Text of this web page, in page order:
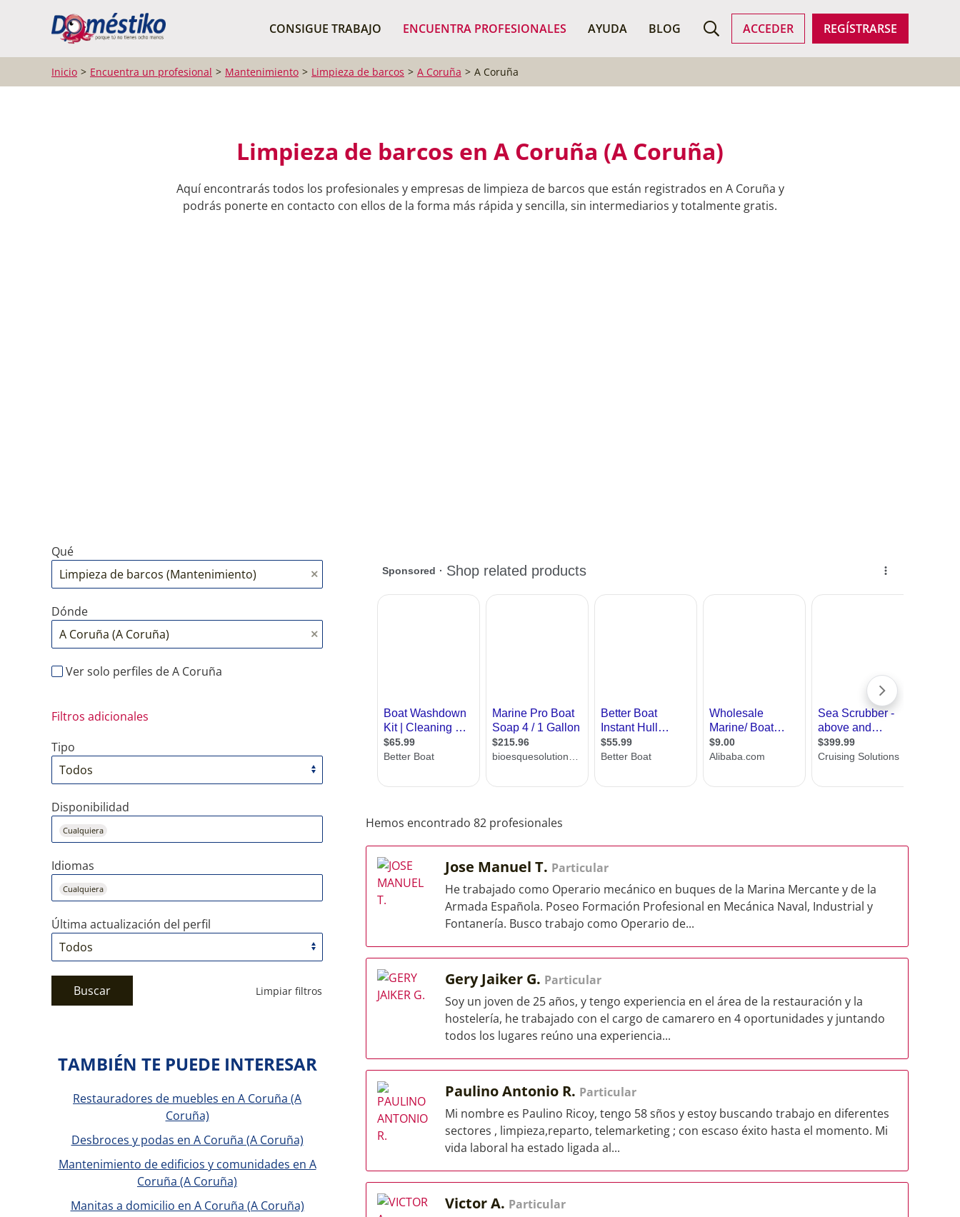
CONSIGUE TRABAJO ENCUENTRA PROFESIONALES AYUDA BLOG ACCEDER REGÍSTRARSE
BUSCAR PROFESIONALES
Inicio Encuentra un profesional Mantenimiento Limpieza de barcos A Coruña A Coruña
Limpieza de barcos en A Coruña (A Coruña)
Aquí encontrarás todos los profesionales y empresas de limpieza de barcos que están registrados en A Coruña y
podrás ponerte en contacto con ellos de la forma más rápida y sencilla, sin intermediarios y totalmente gratis.
Qué
Dónde
Ver solo perfiles de A Coruña
Filtros adicionales
Tipo
Disponibilidad
Cualquiera
Idiomas
Cualquiera
Última actualización del perfil
Buscar Limpiar filtros
Hemos encontrado 82 profesionales
Jose Manuel T. Particular
He trabajado como Operario mecánico en buques de la Marina Mercante y de la
Armada Española. Poseo Formación Profesional en Mecánica Naval, Industrial y
Fontanería. Busco trabajo como Operario de...
Gery Jaiker G. Particular
Soy un joven de 25 años, y tengo experiencia en el área de la restauración y la
hostelería, he trabajado con el cargo de camarero en 4 oportunidades y juntando
todos los lugares reúno una experiencia...
Paulino Antonio R. Particular
Mi nombre es Paulino Ricoy, tengo 58 sños y estoy buscando trabajo en diferentes
sectores , limpieza,reparto, telemarketing ; con escaso éxito hasta el momento. Mi
vida laboral ha estado ligada al...
Victor A. Particular
TAMBIÉN TE PUEDE INTERESAR
Restauradores de muebles en A Coruña (A
Coruña)
Desbroces y podas en A Coruña (A Coruña)
Mantenimiento de edificios y comunidades en A
Coruña (A Coruña)
Manitas a domicilio en A Coruña (A Coruña)